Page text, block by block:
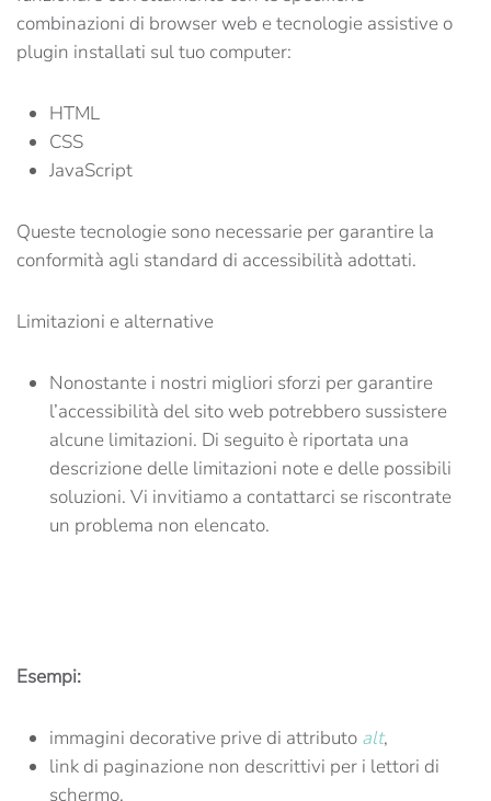
combinazioni di browser web e tecnologie assistive o
plugin installati sul tuo computer:
HTML
CSS
JavaScript
Queste tecnologie sono necessarie per garantire la
conformità agli standard di accessibilità adottati.
Limitazioni e alternative
Nonostante i nostri migliori sforzi per garantire
l’accessibilità del sito web potrebbero sussistere
alcune limitazioni. Di seguito è riportata una
descrizione delle limitazioni note e delle possibili
soluzioni. Vi invitiamo a contattarci se riscontrate
un problema non elencato.
Esempi:
immagini decorative prive di attributo alt,
link di paginazione non descrittivi per i lettori di
schermo,